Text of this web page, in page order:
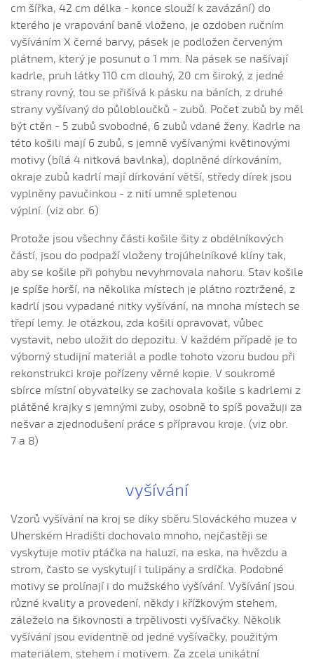
Katerinko, staň hore...
Kázala mi máci (Barbora Kubáníková, 2008)
Kdo umí vařit pěry (Petr Suchánek, 2006)
Kdybych já věděla
Kdybych já věděla, čí
Když jsem byl malunký...
Když my do tých hor
Když pršalo, mrholilo (Kateřina Šmídová, 2008)
Když sem býl malučký
Když sem býl malučký (Radek Blahuš, 2008)
Když sem byla malučká v perině (Lucie Šťastná, 2017)
Když sem byla malučká v perině (Magdaléna
Krchňová, 2009)
Když sem husy pásala (Helena Šťastná, 2006)
Když sem já býl...
Když sem já byl osmnást ročkú mládenec
Když sem jel do Prahy (Alžběta Dostálová, 2006)
Když si já zazpívám na věterském poli
Kebych byla jahodú (Magdaléna Krchňová, 2009)
Keď já budem mašírovat
Keď já puojděm
Keď sem kosil (Lukáš Balajka, 2006)
Keď som išla dolinú
Kedy, šohajko
Kedy, šohajko (Iveta Janíková, 2008)
Kedy, šohajko, kedy príděš (Elsnerová Klára, 2010)
Konopja
Konopja, konopja (Barbora Tymrová, 2010)
Konopja, konopja (Petra Hrubošová, 2006)
cm šířka, 42 cm délka - konce slouží k zavázání) do
kterého je vrapování baně vloženo, je ozdoben ručním
vyšíváním X černé barvy, pásek je podložen červeným
plátnem, který je posunut o 1 mm. Na pásek se našívají
kadrle, pruh látky 110 cm dlouhý, 20 cm široký, z jedné
strany rovný, tou se přišívá k pásku na báních, z druhé
strany vyšívaný do půlobloučků - zubů. Počet zubů by měl
být ctěn - 5 zubů svobodné, 6 zubů vdané ženy. Kadrle na
této košili mají 6 zubů, s jemně vyšívanými květinovými
motivy (bílá 4 nitková bavlnka), doplněné dírkováním,
okraje zubů kadrlí mají dírkování větší, středy dírek jsou
vyplněny pavučinkou - z nití umně spletenou
výplní. (viz obr. 6)
Protože jsou všechny části košile šity z obdélníkových
částí, jsou do podpaží vloženy trojúhelníkové klíny tak,
aby se košile při pohybu nevyhrnovala nahoru. Stav košile
je spíše horší, na několika místech je plátno roztržené, z
kadrlí jsou vypadané nitky vyšívání, na mnoha místech se
třepí lemy. Je otázkou, zda košili opravovat, vůbec
vystavit, nebo uložit do depozitu. V každém případě je to
výborný studijní materiál a podle tohoto vzoru budou při
rekonstrukci kroje pořízeny věrné kopie. V soukromé
sbírce místní obyvatelky se zachovala košile s kadrlemi z
plátěné krajky s jemnými zuby, osobně to spíš považuji za
nešvar a zjednodušení práce s přípravou kroje. (viz obr.
7 a 8)
vyšívání
Vzorů vyšívání na kroj se díky sběru Slováckého muzea v
Uherském Hradišti dochovalo mnoho, nejčastěji se
vyskytuje motiv ptáčka na haluzi, na eska, na hvězdu a
strom, často se vyskytují i tulipány a srdíčka. Podobné
motivy se prolínají i do mužského vyšívání. Vyšívání jsou
různé kvality a provedení, někdy i křížkovým stehem,
záleželo na šikovnosti a trpělivosti vyšívačky. Několik
vyšívání jsou evidentně od jedné vyšívačky, použitým
materiálem, stehem i motivem. Za zcela unikátní